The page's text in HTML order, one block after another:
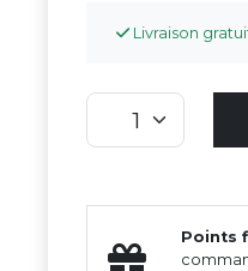
Livraison
Points